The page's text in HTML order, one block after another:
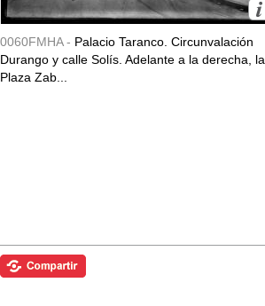
0060FMHA - Palacio Taranco. Circunvalación
Durango y calle Solís. Adelante a la derecha, la
Plaza Zab...